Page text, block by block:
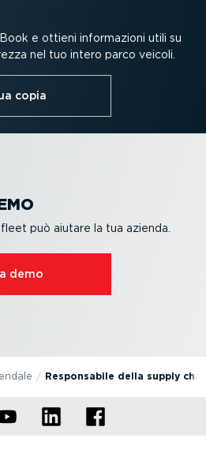
e ottieni infor­ma­zioni utili su
nel tuo intero parco veicoli.
copia
può aiutare la tua azienda.
demo
Respon­sabile della supply